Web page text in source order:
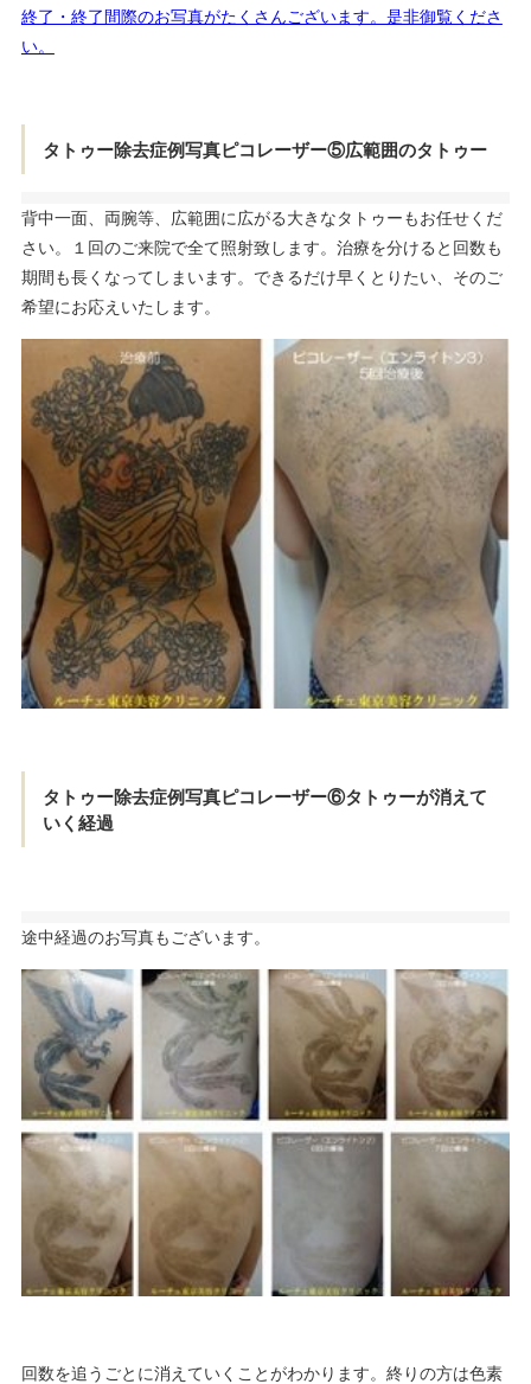
終了・終了間際のお写真がたくさんございます。是非御覧くださ
い。
タトゥー除去症例写真ピコレーザー⑤広範囲のタトゥー
背中一面、両腕等、広範囲に広がる大きなタトゥーもお任せくだ
さい。１回のご来院で全て照射致します。治療を分けると回数も
期間も長くなってしまいます。できるだけ早くとりたい、そのご
希望にお応えいたします。
タトゥー除去症例写真ピコレーザー⑥タトゥーが消えて
いく経過
途中経過のお写真もございます。
回数を追うごとに消えていくことがわかります。終りの方は色素